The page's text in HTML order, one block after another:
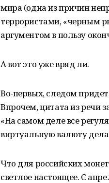
мира (одна из причин
террористами, «черным
аргументом в пользу
А вот это уже вряд ли.
Во-первых, следом
Впрочем, цитата из речи
«На самом деле все
виртуальную валюту
Что для российских
светлое настоящее. С